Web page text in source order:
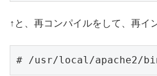
↑と、再コンパイルをして、再イ
# /usr/local/apache2/